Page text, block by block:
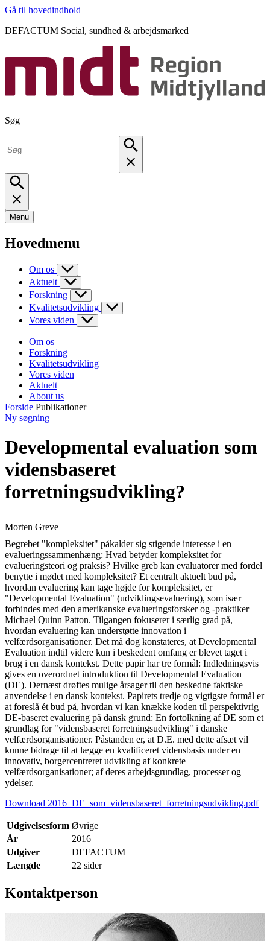
Gå til hovedindhold
DEFACTUM Social, sundhed & arbejdsmarked
Søg
Menu
Hovedmenu
Om os
Aktuelt
Forskning
Kvalitetsudvikling
Vores viden
Om os
Forskning
Kvalitetsudvikling
Vores viden
Aktuelt
About us
Forside Publikationer
Ny søgning
Developmental evaluation som
vidensbaseret
forretningsudvikling?
Morten Greve
Begrebet "kompleksitet" påkalder sig stigende interesse i en
evalueringssammenhæng: Hvad betyder kompleksitet for
evalueringsteori og praksis? Hvilke greb kan evaluatorer med fordel
benytte i mødet med kompleksitet? Et centralt aktuelt bud på,
hvordan evaluering kan tage højde for kompleksitet, er
"Developmental Evaluation" (udviklingsevaluering), som især
forbindes med den amerikanske evalueringsforsker og -praktiker
Michael Quinn Patton. Tilgangen fokuserer i særlig grad på,
hvordan evaluering kan understøtte innovation i
velfærdsorganisationer. Det må dog konstateres, at Developmental
Evaluation indtil videre kun i beskedent omfang er blevet taget i
brug i en dansk kontekst. Dette papir har tre formål: Indledningsvis
gives en overordnet introduktion til Developmental Evaluation
(DE). Dernæst drøftes mulige årsager til den beskedne faktiske
anvendelse i en dansk kontekst. Papirets tredje og vigtigste formål er
at foreslå ét bud på, hvordan vi kan knække koden til perspektivrig
DE-baseret evaluering på dansk grund: En fortolkning af DE som et
grundlag for "vidensbaseret forretningsudvikling" i danske
velfærdsorganisationer. Påstanden er, at D.E. med dette afsæt vil
kunne bidrage til at lægge en kvalificeret vidensbasis under en
innovativ, borgercentreret udvikling af konkrete
velfærdsorganisationer; af deres arbejdsgrundlag, processer og
ydelser.
Download 2016_DE_som_vidensbaseret_forretningsudvikling.pdf
Udgivelsesform Øvrige
År
2016
Udgiver
DEFACTUM
Længde
22 sider
Kontaktperson